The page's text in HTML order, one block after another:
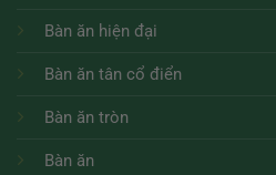
Bàn ăn hiện đại
Bàn ăn tân cổ điển
Bàn ăn tròn
Bàn ăn